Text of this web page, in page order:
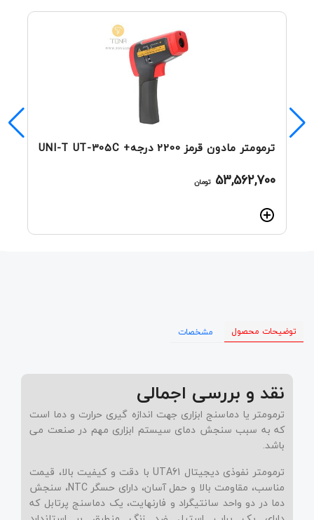
ترمومتر مادون قرمز 2200 درجه+ UNI-T UT-305C
53,562,700 تومان
توضیحات محصول مشخصات
نقد و بررسی اجمالی
ترمومتر یا دماسنج ابزاری جهت اندازه گیری حرارت و دما است
که به سبب سنجش دمای سیستم ابزاری مهم در صنعت می
باشد.
ترمومتر نفوذی دیجیتال UTA61 با دقت و کیفیت بالا، قیمت
مناسب، مقاومت بالا و حمل آسان، دارای حسگر NTC، سنجش
دما در دو واحد سانتیگراد و فارنهایت، یک دماسنج پرتابل که